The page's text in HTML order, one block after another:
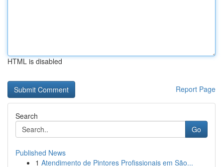
HTML is disabled
Report Page
Search
Go
Published News
1 Atendimento de Pintores Profissionais em São...